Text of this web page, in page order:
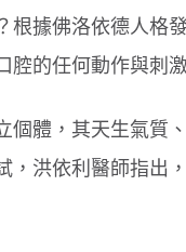
根據佛洛依德人格
腔的任何動作與刺
個體，其天生氣質
，洪依利醫師指出